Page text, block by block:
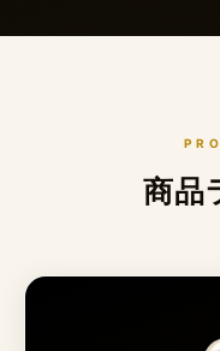
商品